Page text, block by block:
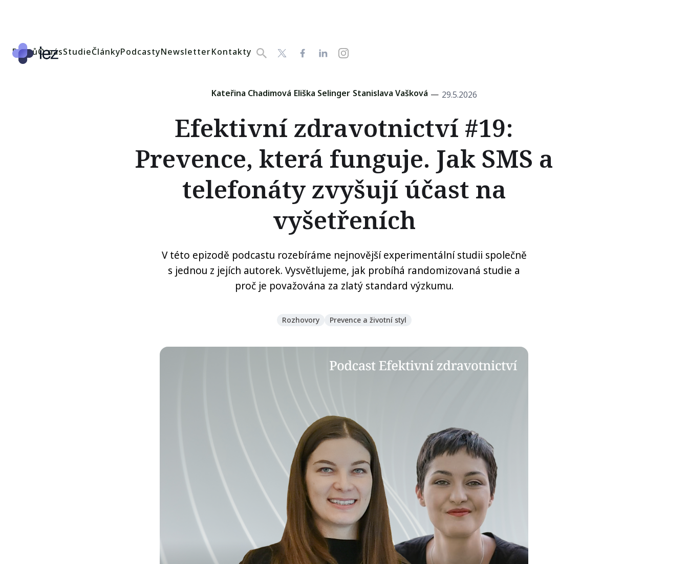
DomůO násStudieČlánkyPodcastyNewsletterKontakty
Kateřina Chadimová Eliška Selinger Stanislava Vašková — 29.5.2026
Efektivní zdravotnictví #19:
Prevence, která funguje. Jak SMS a
telefonáty zvyšují účast na
vyšetřeních
V této epizodě podcastu rozebíráme nejnovější experimentální studii společně
s jednou z jejích autorek. Vysvětlujeme, jak probíhá randomizovaná studie a
proč je považována za zlatý standard výzkumu.
Rozhovory Prevence a životní styl